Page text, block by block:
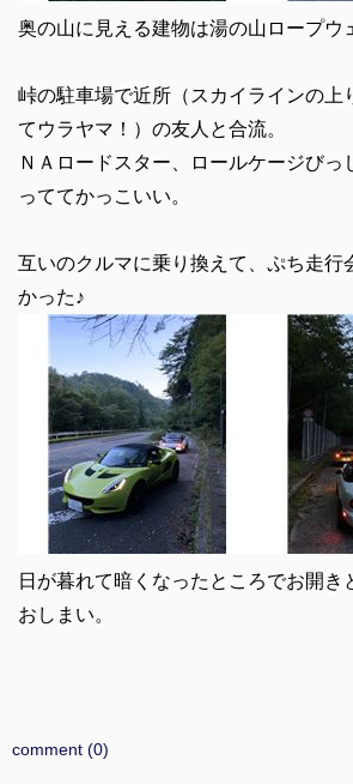
奥の山に見える建物は湯の山ロープウ
峠の駐車場で近所（スカイラインの上
てウラヤマ！）の友人と合流。
ＮＡロードスター、ロールケージびっ
っててかっこいい。
互いのクルマに乗り換えて、ぷち走
かった♪
日が暮れて暗くなったところでお開き
おしまい。
comment (0)